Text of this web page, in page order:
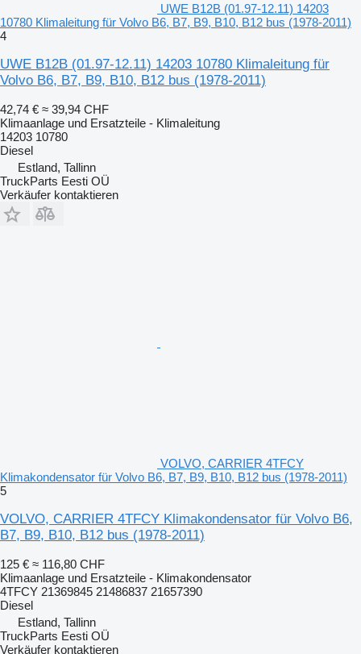
UWE B12B (01.97-12.11) 14203
10780 Klimaleitung für Volvo B6, B7, B9, B10, B12 bus (1978-2011)
4
UWE B12B (01.97-12.11) 14203 10780 Klimaleitung für
Volvo B6, B7, B9, B10, B12 bus (1978-2011)
42,74 € ≈ 39,94 CHF
Klimaanlage und Ersatzteile - Klimaleitung
14203 10780
Diesel
Estland, Tallinn
TruckParts Eesti OÜ
Verkäufer kontaktieren
VOLVO, CARRIER 4TFCY
Klimakondensator für Volvo B6, B7, B9, B10, B12 bus (1978-2011)
5
VOLVO, CARRIER 4TFCY Klimakondensator für Volvo B6,
B7, B9, B10, B12 bus (1978-2011)
125 € ≈ 116,80 CHF
Klimaanlage und Ersatzteile - Klimakondensator
4TFCY 21369845 21486837 21657390
Diesel
Estland, Tallinn
TruckParts Eesti OÜ
Verkäufer kontaktieren